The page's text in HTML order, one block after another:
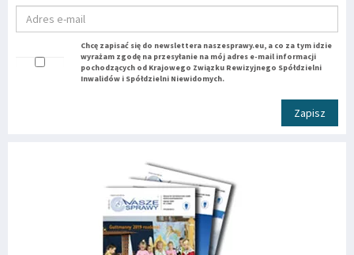
Chcę zapisać się do newslettera naszesprawy.eu, a co za tym idzie
wyrażam zgodę na przesyłanie na mój adres e-mail informacji
pochodzących od Krajowego Związku Rewizyjnego Spółdzielni
Inwalidów i Spółdzielni Niewidomych.
Zapisz